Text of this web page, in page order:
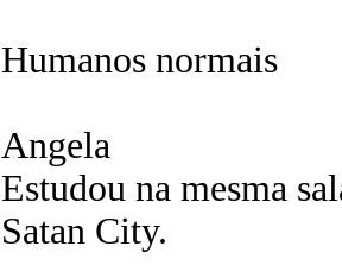
Humanos normais
Angela
Estudou na mesma
Satan City.